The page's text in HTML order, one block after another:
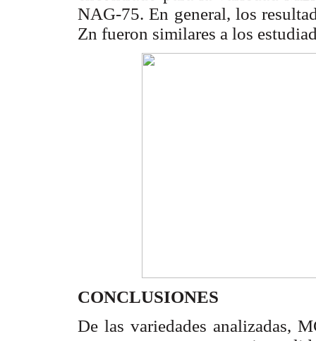
NAG-75. En general, los
Zn fueron similares a los
CONCLUSIONES
De las variedades analizadas,